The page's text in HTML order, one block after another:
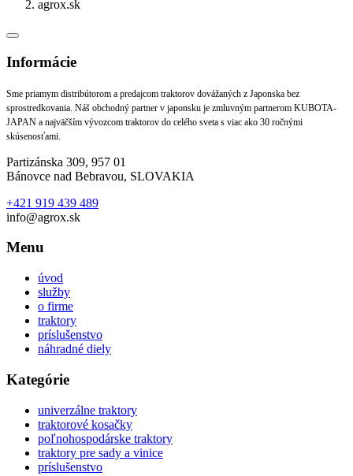
agrox.sk
Informácie
Sme priamym distribútorom a predajcom traktorov dovážaných z Japonska bez
sprostredkovania. Náš obchodný partner v japonsku je zmluvným partnerom KUBOTA-
JAPAN a najväčším vývozcom traktorov do celého sveta s viac ako 30 ročnými
skúsenosťami.
Partizánska 309, 957 01
Bánovce nad Bebravou, SLOVAKIA
+421 919 439 489
info@agrox.sk
Menu
úvod
služby
o firme
traktory
príslušenstvo
náhradné diely
Kategórie
univerzálne traktory
traktorové kosačky
poľnohospodárske traktory
traktory pre sady a vinice
príslušenstvo